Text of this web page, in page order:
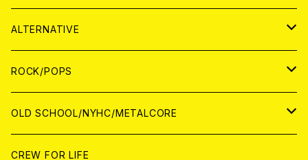
ANALOG
WORLD
JAPAN
WORLD
CD
ANALOG
WORLD
CD
ANALOG
JAPAN
CD
ANALOG
WOLRD
CD
ANALOG
ALTERNATIVE
JAPAN
CD
ANALOG
WORLD
CD
ROCK/POPS
JAPAN
CD
WORLD
OLD SCHOOL/NYHC/METALCORE
JAPAN
CREW FOR LIFE